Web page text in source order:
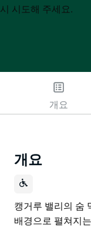
시 시도해 주세요.
개요
개요
캥거루 밸리의 숨
배경으로 펼쳐지